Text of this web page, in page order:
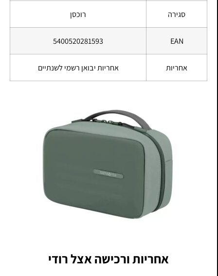
סגירה רוכסן
EAN
5400520281593
אחריות אחריות יבואן רשמי לשנתיים
אחריות ורכישה אצל רודי